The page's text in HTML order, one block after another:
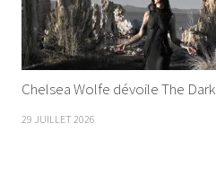
Chelsea Wolfe dévoile The Dark
29 JUILLET 2026